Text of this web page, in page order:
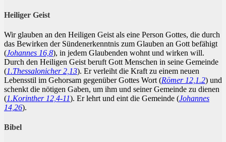
Heiliger Geist
Wir glauben an den Heiligen Geist als eine Person Gottes, die durch
das Bewirken der Sündenerkenntnis zum Glauben an Gott befähigt
(Johannes 16,8), in jedem Glaubenden wohnt und wirken will.
Durch den Heiligen Geist beruft Gott Menschen in seine Gemeinde
(1.Thessalonicher 2,13). Er verleiht die Kraft zu einem neuen
Lebensstil im Gehorsam gegenüber Gottes Wort (Römer 12,1.2) und
schenkt die nötigen Gaben, um ihm und seiner Gemeinde zu dienen
(1.Korinther 12,4-11). Er lehrt und eint die Gemeinde (Johannes
14,26).
Bibel